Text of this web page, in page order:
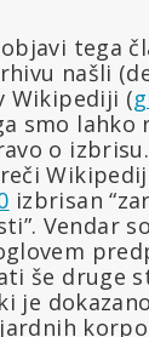
tega
našli
Wikipediji (
smo lahko
o
izbrisan
Vendar
še druge
je